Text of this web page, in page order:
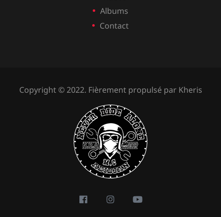
Albums
Contact
Copyright © 2022. Fièrement propulsé par Kheris